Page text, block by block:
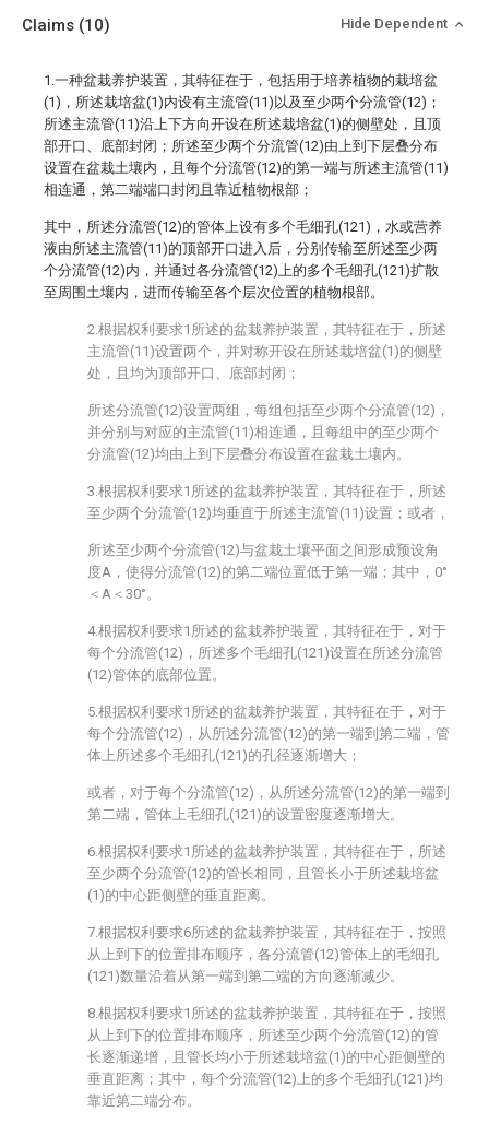
Claims (10) Hide Dependent
1.一种盆栽养护装置，其特征在于，包括用于培养植物的栽培盆
(1)，所述栽培盆(1)内设有主流管(11)以及至少两个分流管(12)；
所述主流管(11)沿上下方向开设在所述栽培盆(1)的侧壁处，且顶
部开口、底部封闭；所述至少两个分流管(12)由上到下层叠分布
设置在盆栽土壤内，且每个分流管(12)的第一端与所述主流管(11)
相连通，第二端端口封闭且靠近植物根部；
其中，所述分流管(12)的管体上设有多个毛细孔(121)，水或营养
液由所述主流管(11)的顶部开口进入后，分别传输至所述至少两
个分流管(12)内，并通过各分流管(12)上的多个毛细孔(121)扩散
至周围土壤内，进而传输至各个层次位置的植物根部。
2.根据权利要求1所述的盆栽养护装置，其特征在于，所述
主流管(11)设置两个，并对称开设在所述栽培盆(1)的侧壁
处，且均为顶部开口、底部封闭；
所述分流管(12)设置两组，每组包括至少两个分流管(12)，
并分别与对应的主流管(11)相连通，且每组中的至少两个
分流管(12)均由上到下层叠分布设置在盆栽土壤内。
3.根据权利要求1所述的盆栽养护装置，其特征在于，所述
至少两个分流管(12)均垂直于所述主流管(11)设置；或者，
所述至少两个分流管(12)与盆栽土壤平面之间形成预设角
度A，使得分流管(12)的第二端位置低于第一端；其中，0°
＜A＜30°。
4.根据权利要求1所述的盆栽养护装置，其特征在于，对于
每个分流管(12)，所述多个毛细孔(121)设置在所述分流管
(12)管体的底部位置。
5.根据权利要求1所述的盆栽养护装置，其特征在于，对于
每个分流管(12)，从所述分流管(12)的第一端到第二端，管
体上所述多个毛细孔(121)的孔径逐渐增大；
或者，对于每个分流管(12)，从所述分流管(12)的第一端到
第二端，管体上毛细孔(121)的设置密度逐渐增大。
6.根据权利要求1所述的盆栽养护装置，其特征在于，所述
至少两个分流管(12)的管长相同，且管长小于所述栽培盆
(1)的中心距侧壁的垂直距离。
7.根据权利要求6所述的盆栽养护装置，其特征在于，按照
从上到下的位置排布顺序，各分流管(12)管体上的毛细孔
(121)数量沿着从第一端到第二端的方向逐渐减少。
8.根据权利要求1所述的盆栽养护装置，其特征在于，按照
从上到下的位置排布顺序，所述至少两个分流管(12)的管
长逐渐递增，且管长均小于所述栽培盆(1)的中心距侧壁的
垂直距离；其中，每个分流管(12)上的多个毛细孔(121)均
靠近第二端分布。